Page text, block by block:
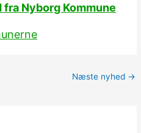
Nyborg Kommune
Næste nyhed →